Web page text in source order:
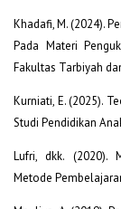
Khadafi, M. (2024).
Pada Materi
Fakultas Tarbiyah
Kurniati, E. (2025).
Studi Pendidikan
Lufri, dkk. (2020).
Metode